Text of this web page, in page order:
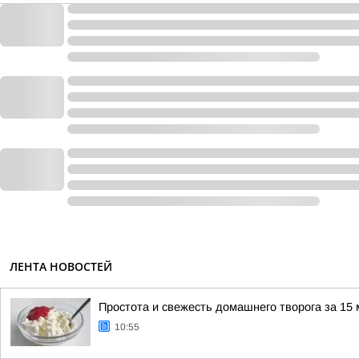
ЛЕНТА НОВОСТЕЙ
Простота и свежесть домашнего творога за 15
10:55